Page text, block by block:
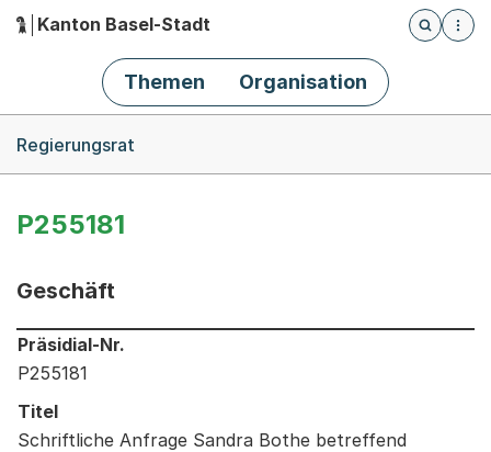
Hauptnavigation
Kanton Basel-Stadt
Öffnet
Themen Organisation
Regierungsrat
P255181
Geschäft
Informationen zum Ausgewählten Geschäft
Präsidial-Nr.
P255181
Titel
Schriftliche Anfrage Sandra Bothe betreffend